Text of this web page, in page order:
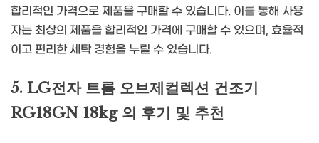
합리적인 가격으로 제품을 구매할 수 있습니다. 이를 통해 사용
자는 최상의 제품을 합리적인 가격에 구매할 수 있으며, 효율적
이고 편리한 세탁 경험을 누릴 수 있습니다.
5. LG전자 트롬 오브제컬렉션 건조기
RG18GN 18kg 의 후기 및 추천